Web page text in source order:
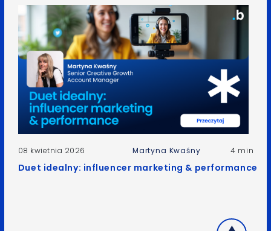
08 kwietnia 2026 Martyna Kwaśny 4 min
Duet idealny: influencer marketing & performance